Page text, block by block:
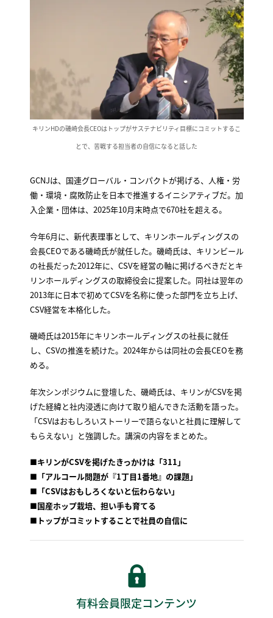
キリンHDの磯崎会長CEOはトップがサステナビリティ目標にコミットするこ
とで、苦戦する担当者の自信になると話した
GCNJは、国連グローバル・コンパクトが掲げる、人権・労
働・環境・腐敗防止を日本で推進するイニシアティブだ。加
入企業・団体は、2025年10月末時点で670社を超える。
今年6月に、新代表理事として、キリンホールディングスの
会長CEOである磯崎氏が就任した。磯崎氏は、キリンビール
の社長だった2012年に、CSVを経営の軸に掲げるべきだとキ
リンホールディングスの取締役会に提案した。同社は翌年の
2013年に日本で初めてCSVを名称に使った部門を立ち上げ、
CSV経営を本格化した。
磯崎氏は2015年にキリンホールディングスの社長に就任
し、CSVの推進を続けた。2024年からは同社の会長CEOを務
める。
年次シンポジウムに登壇した、磯崎氏は、キリンがCSVを掲
げた経緯と社内浸透に向けて取り組んできた活動を語った。
「CSVはおもしろいストーリーで語らないと社員に理解して
もらえない」と強調した。講演の内容をまとめた。
■キリンがCSVを掲げたきっかけは「311」
■ 「アルコール問題が『1丁目1番地』の課題」
■ 「CSVはおもしろくないと伝わらない」
■国産ホップ栽培、担い手も育てる
■ トップがコミットすることで社員の自信に
有料会員限定コンテンツ